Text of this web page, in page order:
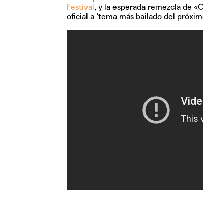
Festival, y la esperada remezcla de
oficial a ‘tema más bailado del